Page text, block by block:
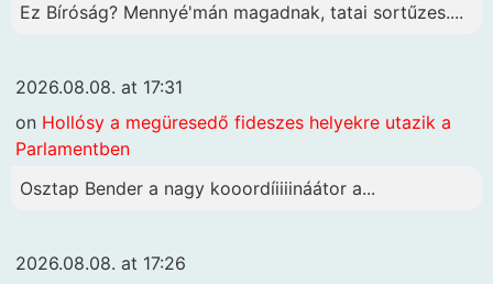
Ez Bíróság? Mennyé'mán magadnak, tatai sortűzes....
2026.08.08. at 17:31
on Hollósy a megüresedő fideszes helyekre utazik a
Parlamentben
Osztap Bender a nagy kooordíiiiináátor a...
2026.08.08. at 17:26